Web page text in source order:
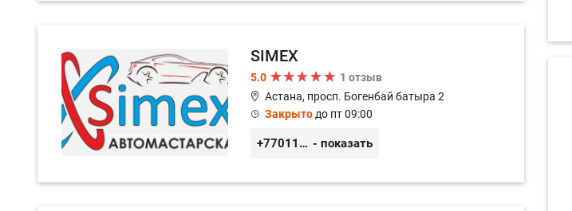
SIMEX
5.0
1 отзыв
Астана, просп. Богенбай батыра 2
Закрытодо пт 09:00
+77011248780 - показать